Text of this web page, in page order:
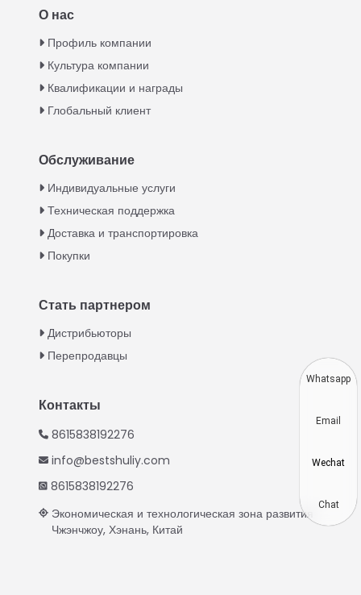
О нас
Профиль компании
Культура компании
Квалификации и награды
Глобальный клиент
Обслуживание
Индивидуальные услуги
Техническая поддержка
Доставка и транспортировка
Покупки
Стать партнером
Дистрибьюторы
Перепродавцы
Контакты
8615838192276
info@bestshuliy.com
8615838192276
Экономическая и технологическая зона развития
Чжэнчжоу, Хэнань, Китай
Vietnamese
Whatsapp
Email
Wechat
Chat